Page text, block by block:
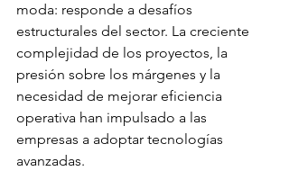
moda: responde a desafíos
estructurales del sector. La creciente
complejidad de los proyectos, la
presión sobre los márgenes y la
necesidad de mejorar eficiencia
operativa han impulsado a las
empresas a adoptar tecnologías
avanzadas.